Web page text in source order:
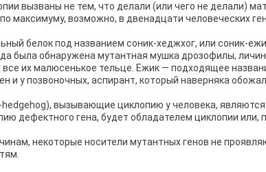
вызваны не тем, что делали (или чего не делали)
максимуму, возможно, в двенадцати человеческих
белок под названием соник-хеджхог, или соник-
была обнаружена мутантная мушка дрозофилы,
их малюсенькое тельце. Ежик — подходящее
и у позвоночных, аспирант, который наверняка
вызывающие циклопию у человека,
дефектного гена, будет обладателем циклопии или,
некоторые носители мутантных генов не